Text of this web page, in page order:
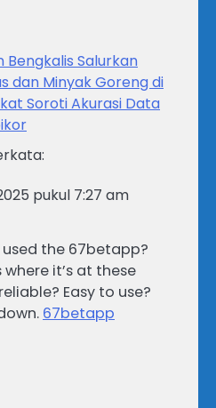
Bengkalis Salurkan
dan Minyak Goreng di
Soroti Akurasi Data
pukul 7:27 am
used the 67betapp?
it’s at these
Easy to use?
67betapp